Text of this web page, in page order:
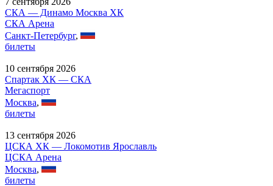
СКА — Динамо Москва ХК
СКА Арена
Санкт-Петербург,
билеты
10 сентября 2026
Спартак ХК — СКА
Мегаспорт
Москва,
билеты
13 сентября 2026
ЦСКА ХК — Локомотив Ярославль
ЦСКА Арена
Москва,
билеты